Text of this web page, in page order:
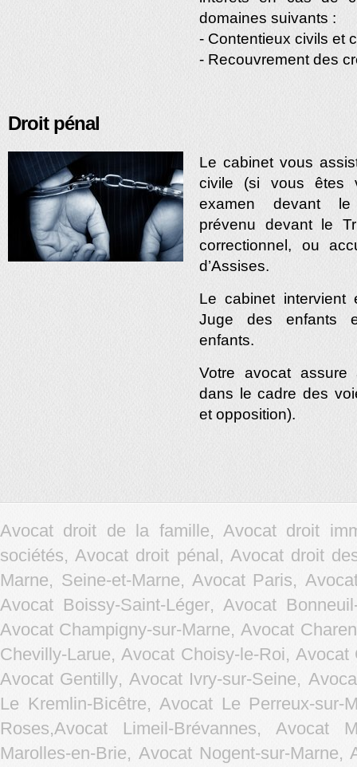
domaines suivants :
- Contentieux civils et
- Recouvrement des
Droit pénal
Le cabinet vous
civile (si vous êtes
examen devant le
prévenu devant le
correctionnel, ou
d’Assises.
Le cabinet intervient
Juge des enfants
enfants.
Votre avocat assure
dans le cadre des
et opposition).
Avocat droit de la famille, Avocat droit
sociétés, Avocat droit pénal, Avocat droit
Marne, Seine-et-Marne, Avocat Paris,
Avocat Boissy-Saint-Léger,Avocat
Avocat Champigny-sur-Marne,Avocat
Chevilly-Larue,Avocat Choisy-le-Roi, Avocat
Avocat Gentilly,Avocat Ivry-sur-Seine,
Le Kremlin-Bicêtre,Avocat Le Perreux-sur-
Roses,Avocat Limeil-Brévannes, Avocat
Marolles-en-Brie, Avocat Nogent-sur-Marne,